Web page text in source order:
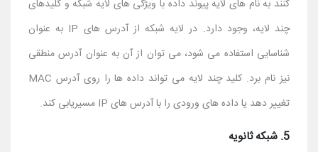
کنند به نام های لایه پیوند داده با ویژگی های لایه شبکه و کلیدهای
چند لایه، وجود دارد. در لایه شبکه از آدرس های IP به عنوان
شناسایی استفاده می شود، می توان از آن به عنوان آدرس منطقی
نیز نام برد. کلید چند لایه می تواند داده ها را روی آدرس MAC
تغییر دهد یا داده های ورودی را با آدرس های IP مسیریابی کند.
5. شبکه ثانویه